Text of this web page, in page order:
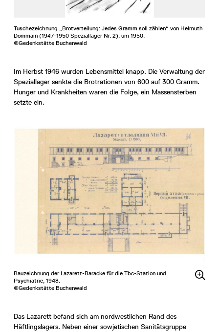
Tuschezeichnung „Brotverteilung: Jedes Gramm soll zählen“ von Helmuth
Dommain (1947–1950 Speziallager Nr. 2), um 1950.
©Gedenkstätte Buchenwald
Im Herbst 1946 wurden Lebensmittel knapp. Die Verwaltung der
Speziallager senkte die Brotrationen von 600 auf 300 Gramm.
Hunger und Krankheiten waren die Folge, ein Massensterben
setzte ein.
Bauzeichnung der Lazarett-Baracke für die Tbc-Station und
Psychiatrie, 1948.
©Gedenkstätte Buchenwald
Das Lazarett befand sich am nordwestlichen Rand des
Häftlingslagers. Neben einer sowjetischen Sanitätsgruppe